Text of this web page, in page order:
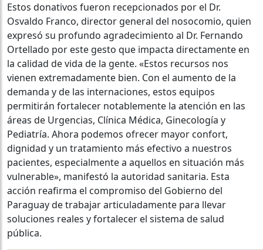
Estos donativos fueron recepcionados por el Dr.
Osvaldo Franco, director general del nosocomio, quien
expresó su profundo agradecimiento al Dr. Fernando
Ortellado por este gesto que impacta directamente en
la calidad de vida de la gente. «Estos recursos nos
vienen extremadamente bien. Con el aumento de la
demanda y de las internaciones, estos equipos
permitirán fortalecer notablemente la atención en las
áreas de Urgencias, Clínica Médica, Ginecología y
Pediatría. Ahora podemos ofrecer mayor confort,
dignidad y un tratamiento más efectivo a nuestros
pacientes, especialmente a aquellos en situación más
vulnerable», manifestó la autoridad sanitaria. Esta
acción reafirma el compromiso del Gobierno del
Paraguay de trabajar articuladamente para llevar
soluciones reales y fortalecer el sistema de salud
pública.